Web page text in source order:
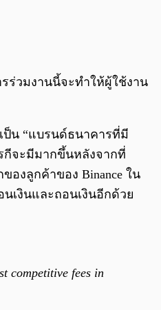
/0:00
ร่วมงานนี้จะทำให้ผู้ใช้งาน
ป็น “แบรนด์ธนาคารที่มี
กีจะมีมากขึ้นหลังจากที่
องลูกค้าของ Binance ใน
เงินและถอนเงินอีกด้วย
competitive fees in